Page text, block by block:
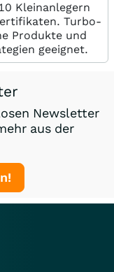
Kleinanlegern
Turbo-
Produkte und
geeignet.
Newsletter
aus der